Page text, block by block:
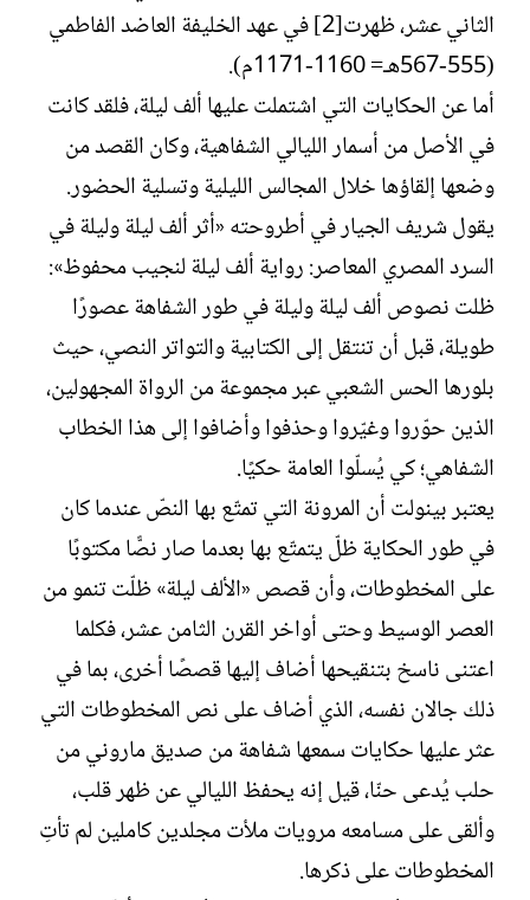
الثاني عشر، ظهرت[2] في عهد الخليفة العاضد الفاطمي
(555-567هـ= 1160-1171م).
أما عن الحكايات التي اشتملت عليها ألف ليلة، فلقد كانت
في الأصل من أسمار الليالي الشفاهية، وكان القصد من
وضعها إلقاؤها خلال المجالس الليلية وتسلية الحضور.
يقول شريف الجيار في أطروحته «أثر ألف ليلة وليلة في
السرد المصري المعاصر: رواية ألف ليلة لنجيب محفوظ»:
ظلت نصوص ألف ليلة وليلة في طور الشفاهة عصورًا
طويلة، قبل أن تنتقل إلى الكتابية والتواتر النصي، حيث
بلورها الحس الشعبي عبر مجموعة من الرواة المجهولين،
الذين حوّروا وغيّروا وحذفوا وأضافوا إلى هذا الخطاب
الشفاهي؛ كي يُسلّوا العامة حكيًا.
يعتبر بينولت أن المرونة التي تمتّع بها النصّ عندما كان
في طور الحكاية ظلّ يتمتّع بها بعدما صار نصًّا مكتوبًا
على المخطوطات، وأن قصص «الألف ليلة» ظلّت تنمو من
العصر الوسيط وحتى أواخر القرن الثامن عشر، فكلما
اعتنى ناسخ بتنقيحها أضاف إليها قصصًا أخرى، بما في
ذلك جالان نفسه، الذي أضاف على نص المخطوطات التي
عثر عليها حكايات سمعها شفاهة من صديق ماروني من
حلب يُدعى حنّا، قيل إنه يحفظ الليالي عن ظهر قلب،
وألقى على مسامعه مرويات ملأت مجلدين كاملين لم تأتِ
المخطوطات على ذكرها.